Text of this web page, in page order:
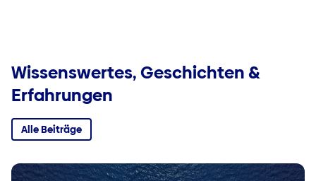
Wissenswertes, Geschichten &
Erfahrungen
Alle Beiträge